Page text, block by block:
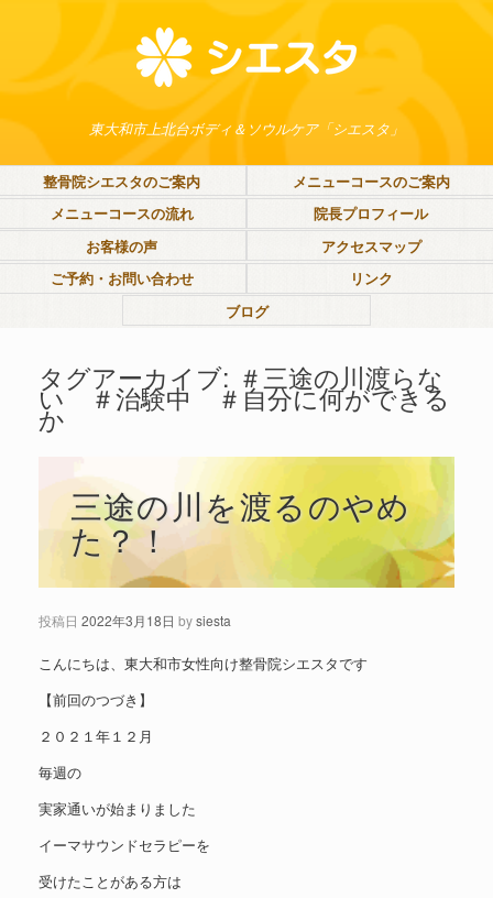
東大和市上北台ボディ＆ソウルケア「シエスタ」
整骨院シエスタのご案内
メニューコースのご案内
メニューコースの流れ
院長プロフィール
お客様の声
アクセスマップ
ご予約・お問い合わせ
リンク
ブログ
タグアーカイブ: ＃三途の川渡らな
い ＃治験中 ＃自分に何ができる
か
三途の川を渡るのやめ
た？！
投稿日 2022年3月18日 bysiesta
こんにちは、東大和市女性向け整骨院シエスタです
【前回のつづき】
２０２１年１２月
毎週の
実家通いが始まりました
イーマサウンドセラピーを
受けたことがある方は